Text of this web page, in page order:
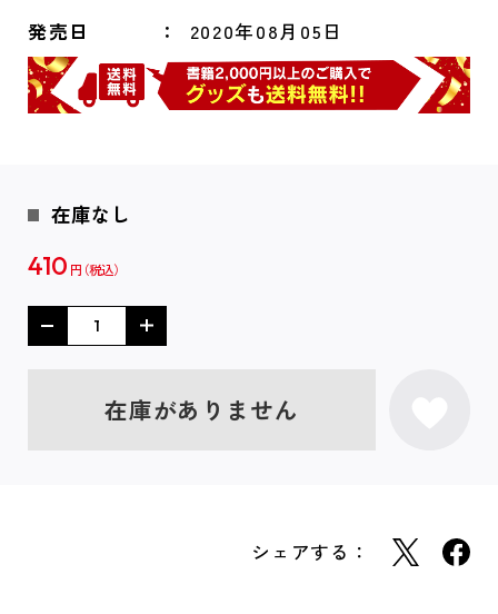
発売日 2020年08月05日
在庫なし
410 円
在庫がありません
シェアする：